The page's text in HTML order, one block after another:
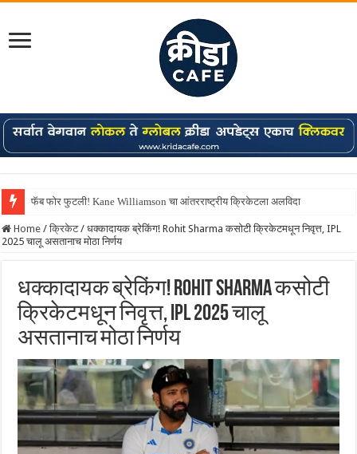
फॅब फोर फुटली! Kane Williamson चा आंतरराष्ट्रीय क्रिकेटला अलविदा
Home / क्रिकेट / धक्कादायक ब्रेकिंग! Rohit Sharma कसोटी क्रिकेटमधून निवृत्त, IPL
2025 चालू असतानाच मोठा निर्णय
धक्कादायक ब्रेकिंग! Rohit Sharma कसोटी
क्रिकेटमधून निवृत्त, IPL 2025 चालू
असतानाच मोठा निर्णय